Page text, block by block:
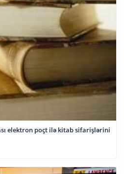
elektron poçt ilə kitab sifarişlərini